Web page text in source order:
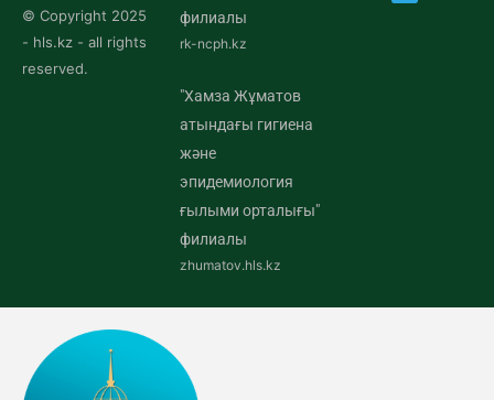
© Copyright 2025
- hls.kz - all rights
reserved.
филиалы
rk-ncph.kz
"Хамза Жұматов
атындағы гигиена
және
эпидемиология
ғылыми орталығы"
филиалы
zhumatov.hls.kz